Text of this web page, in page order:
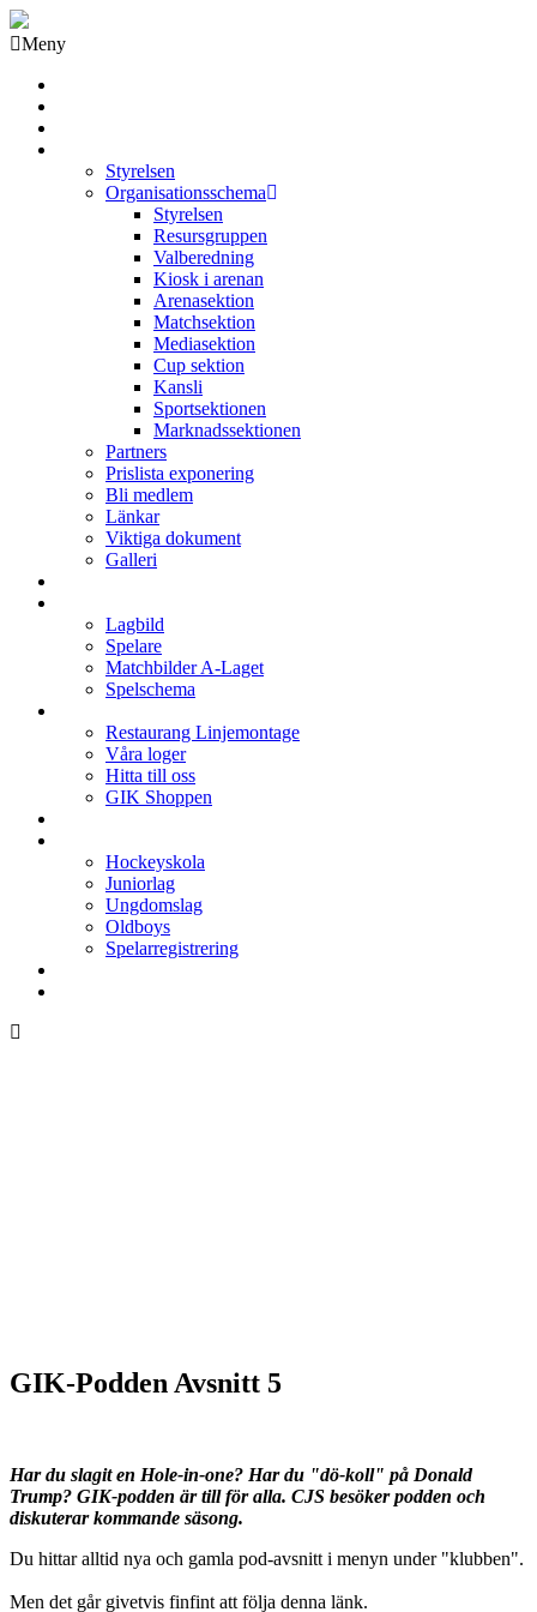
Meny
Styrelsen
Organisationsschema
Styrelsen
Resursgruppen
Valberedning
Kiosk i arenan
Arenasektion
Matchsektion
Mediasektion
Cup sektion
Kansli
Sportsektionen
Marknadssektionen
Partners
Prislista exponering
Bli medlem
Länkar
Viktiga dokument
Galleri
Lagbild
Spelare
Matchbilder A-Laget
Spelschema
Restaurang Linjemontage
Våra loger
Hitta till oss
GIK Shoppen
Hockeyskola
Juniorlag
Ungdomslag
Oldboys
Spelarregistrering
GIK-Podden Avsnitt 5
Har du slagit en Hole-in-one? Har du "dö-koll" på Donald
Trump? GIK-podden är till för alla. CJS besöker podden och
diskuterar kommande säsong.
Du hittar alltid nya och gamla pod-avsnitt i menyn under "klubben".
Men det går givetvis finfint att följa denna länk.